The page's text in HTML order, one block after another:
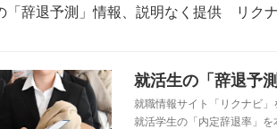
「辞退予測」情報、説明なく提供 リク
就活生の「辞退予
就職情報サイト「リクナビ」
就活学生の「内定辞退率」